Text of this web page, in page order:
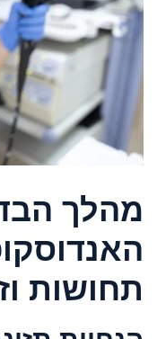
מהלך
תחושות